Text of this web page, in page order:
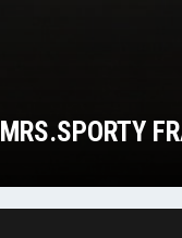
MRS.SPORTY